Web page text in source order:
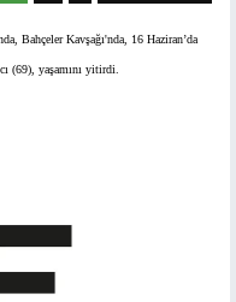
Bahçeler Kavşağı'nda, 16 Haziran’da
(69), yaşamını yitirdi.